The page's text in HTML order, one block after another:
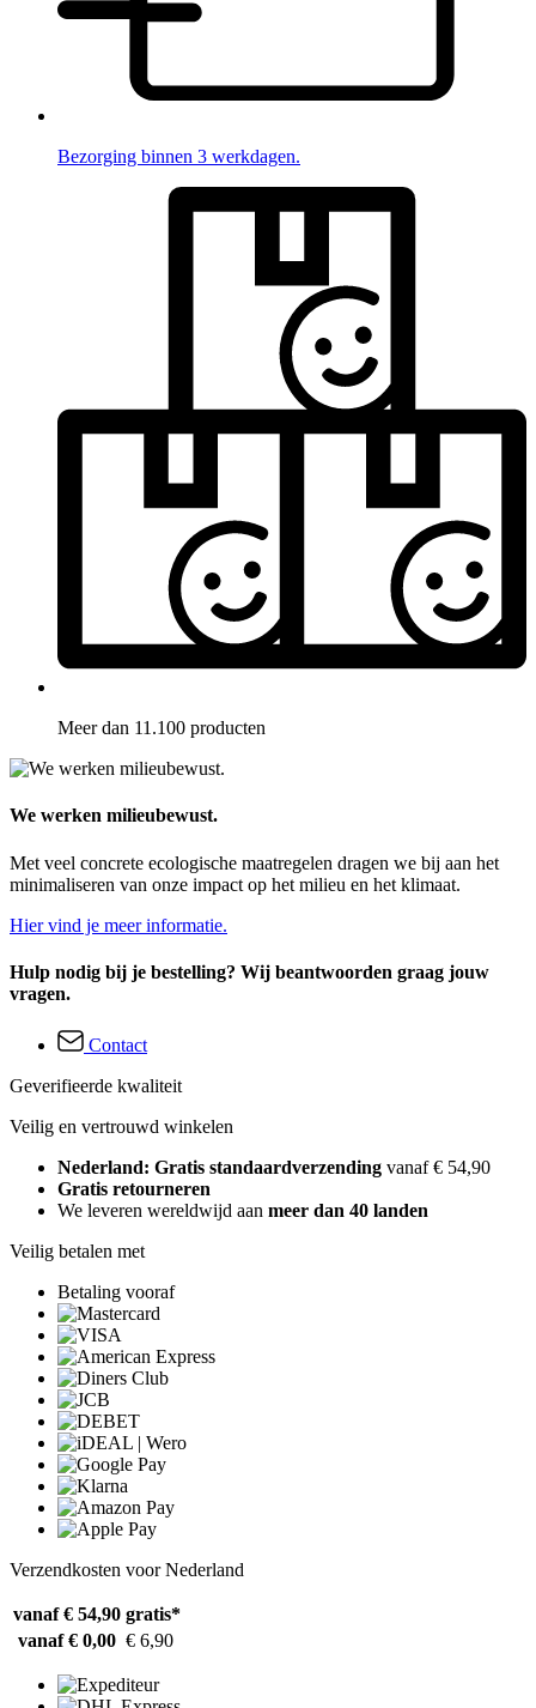
Bezorging binnen 3 werkdagen.
Meer dan 11.100 producten
We werken milieubewust.
Met veel concrete ecologische maatregelen dragen we bij aan het
minimaliseren van onze impact op het milieu en het klimaat.
Hier vind je meer informatie.
Hulp nodig bij je bestelling? Wij beantwoorden graag jouw
vragen.
Contact
Geverifieerde kwaliteit
Veilig en vertrouwd winkelen
Nederland: Gratis standaardverzending vanaf € 54,90
Gratis retourneren
We leveren wereldwijd aan meer dan 40 landen
Veilig betalen met
Betaling vooraf
Verzendkosten voor Nederland
vanaf € 54,90 gratis*
vanaf € 0,00 € 6,90